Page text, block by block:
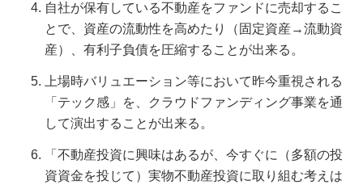
自社が保有している不動産をファンドに売却するこ
とで、資産の流動性を高めたり（固定資産→流動資
産）、有利子負債を圧縮することが出来る。
上場時バリュエーション等において昨今重視される
「テック感」を、クラウドファンディング事業を通
して演出することが出来る。
「不動産投資に興味はあるが、今すぐに（多額の投
資資金を投じて）実物不動産投資に取り組む考えは